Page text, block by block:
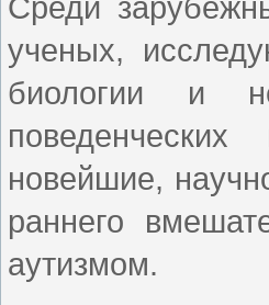
Среди
ученых,
биологии и
новейшие,
раннего
аутизмом.